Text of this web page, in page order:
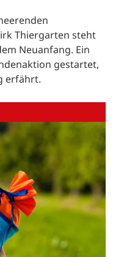
Thiergarten steht
Neuanfang. Ein
gestartet,
erfährt.